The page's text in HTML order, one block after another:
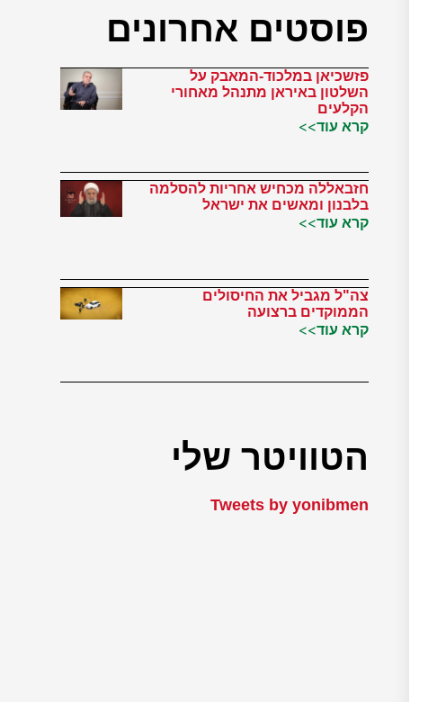
פוסטים אחרונים
פזשכיאן במלכוד-המאבק על
השלטון באיראן מתנהל מאחורי
הקלעים
קרא עוד>>
חזבאללה מכחיש אחריות להסלמה
בלבנון ומאשים את ישראל
קרא עוד>>
צה"ל מגביל את החיסולים
הממוקדים ברצועה
קרא עוד>>
הטוויטר שלי
Tweets by yonibmen